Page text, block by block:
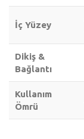
İç Yüzey
Dikiş &
Bağlantı
Kullanım
Ömrü